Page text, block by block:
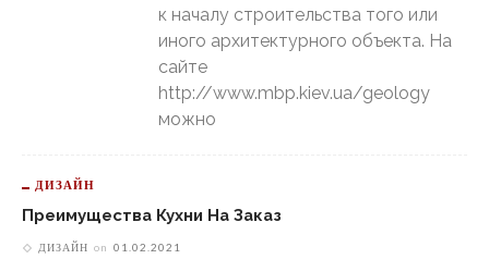
к началу строительства того или
иного архитектурного объекта. На
сайте
http://www.mbp.kiev.ua/geology
можно
ДИЗАЙН
Преимущества Кухни На Заказ
ДИЗАЙН on 01.02.2021